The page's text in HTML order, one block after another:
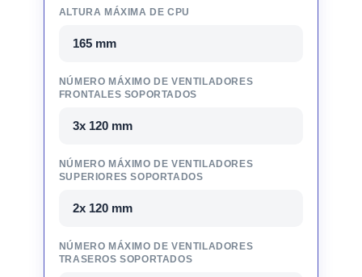
ALTURA MÁXIMA DE CPU
165 mm
NÚMERO MÁXIMO DE VENTILADORES
FRONTALES SOPORTADOS
3x 120 mm
NÚMERO MÁXIMO DE VENTILADORES
SUPERIORES SOPORTADOS
2x 120 mm
NÚMERO MÁXIMO DE VENTILADORES
TRASEROS SOPORTADOS